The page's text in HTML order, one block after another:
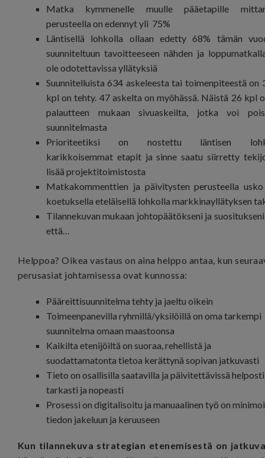
Matka kymmenelle muulle pääetapille
perusteella on edennyt yli 75%
Läntisellä lohkolla ollaan edetty 68% tämän
suunniteltuun tavoitteeseen nähden ja
ole odotettavissa yllätyksiä
Suunnitelluista 634 askeleesta tai toimenpiteestä on
kpl on tehty. 47 askelta on myöhässä. Näistä 26 kpl
palautteen mukaan sivuaskeilta, jotka voi
suunnitelmasta
Prioriteetiksi on nostettu läntisen
karikkoisemmat etapit ja sinne saatu siirretty
lisää projektitoimistosta
Matkakommenttien ja päivitysten perusteella
koetuksella eteläisellä lohkolla markkinayllätyksen
Tilannekuvan mukaan johtopäätökseni ja suositukseni
että…
Helppoa? Oikea vastaus on aina helppo antaa, kun
perusasiat johtamisessa ovat kunnossa:
Pääreittisuunnitelma tehty ja jaeltu oikein
Toimeenpanevilla ryhmillä/yksilöillä on oma tarkempi
suunnitelma omaan maastoonsa
Kaikilta etenijöiltä on suoraa, rehellistä ja
suodattamatonta tietoa kerättynä sopivan jatkuvasti
Tieto on osallisilla saatavilla ja päivitettävissä
tarkasti ja nopeasti
Prosessi on digitalisoitu ja manuaalinen työ on
tiedon jakeluun ja keruuseen
Kun tilannekuva strategian etenemisestä on